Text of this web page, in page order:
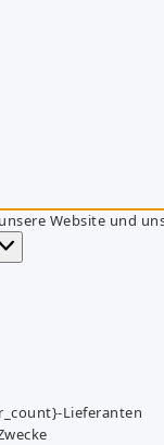
Website und
Lieferanten